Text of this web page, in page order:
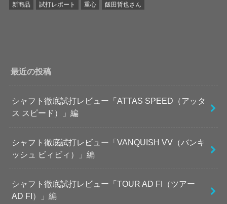
新商品
試打レポート 重心 飯田哲也さん
最近の投稿
シャフト徹底試打レビュー「ATTAS SPEED（アッタ
ス スピード）」編
シャフト徹底試打レビュー「VANQUISH VV（バンキ
ッシュ ビィビィ）」編
シャフト徹底試打レビュー「TOUR AD FI（ツアー
AD FI）」編